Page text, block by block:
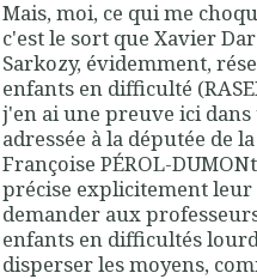
Mais, moi, ce qui me
c'est le sort que Xavier
Sarkozy, évidemment,
enfants en difficulté
j'en ai une preuve ici
adressée à la députée de
Françoise PÉROL-
précise explicitement
demander aux
enfants en difficultés
disperser les moyens,